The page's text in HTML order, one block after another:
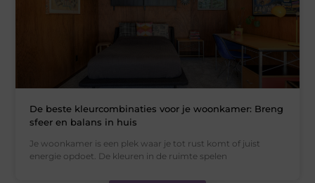
De beste kleurcombinaties voor je woonkamer: Breng
sfeer en balans in huis
Je woonkamer is een plek waar je tot rust komt of juist
energie opdoet. De kleuren in de ruimte spelen